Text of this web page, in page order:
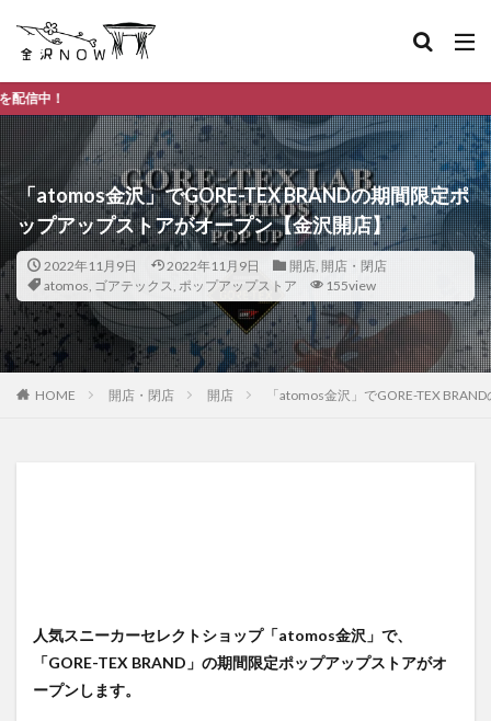
「atomos金沢」でGORE-TEX BRANDの期間限定ポ
ップアップストアがオープン【金沢開店】
2022年11月9日 2022年11月9日 開店, 開店・閉店
atomos, ゴアテックス, ポップアップストア 155view
HOME 開店・閉店 開店 「atomos金沢」でGORE-TEX
人気スニーカーセレクトショップ「atomos金沢」で、
「GORE-TEX BRAND」の期間限定ポップアップストアがオ
ープンします。